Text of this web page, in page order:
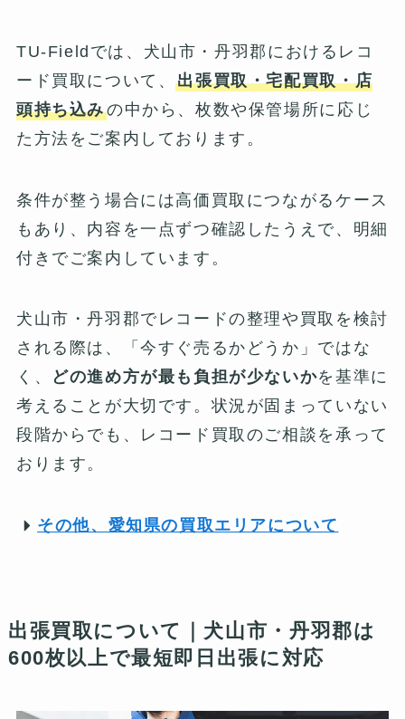
TU-Fieldでは、犬山市・丹羽郡におけるレコ
ード買取について、出張買取・宅配買取・店
頭持ち込みの中から、枚数や保管場所に応じ
た方法をご案内しております。
条件が整う場合には高価買取につながるケース
もあり、内容を一点ずつ確認したうえで、明細
付きでご案内しています。
犬山市・丹羽郡でレコードの整理や買取を検討
される際は、「今すぐ売るかどうか」ではな
く、
どの進め方が最も負担が少ないかを基準に
考えることが大切です。状況が固まっていない
段階からでも、レコード買取のご相談を承って
おります。
その他、愛知県の買取エリアについて
出張買取について｜犬山市・丹羽郡は
600枚以上で最短即日出張に対応